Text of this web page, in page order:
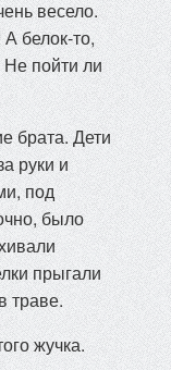
весело.
белок-то,
Не пойти ли
брата. Дети
руки и
под
было
прыгали
траве.
жучка.